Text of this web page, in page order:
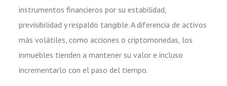
instrumentos financieros por su estabilidad,
previsibilidad y respaldo tangible. A diferencia de activos
más volátiles, como acciones o criptomonedas, los
inmuebles tienden a mantener su valor e incluso
incrementarlo con el paso del tiempo.